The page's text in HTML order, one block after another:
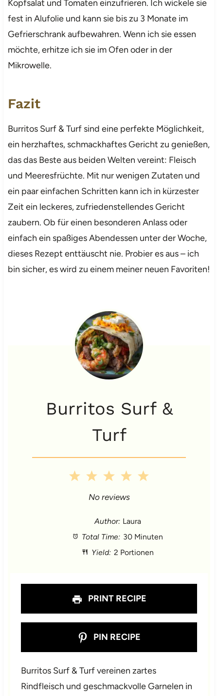
Kopfsalat und Tomaten einzufrieren. Ich wickele sie
fest in Alufolie und kann sie bis zu 3 Monate im
Gefrierschrank aufbewahren. Wenn ich sie essen
möchte, erhitze ich sie im Ofen oder in der
Mikrowelle.
Fazit
Burritos Surf & Turf sind eine perfekte Möglichkeit,
ein herzhaftes, schmackhaftes Gericht zu genießen,
das das Beste aus beiden Welten vereint: Fleisch
und Meeresfrüchte. Mit nur wenigen Zutaten und
ein paar einfachen Schritten kann ich in kürzester
Zeit ein leckeres, zufriedenstellendes Gericht
zaubern. Ob für einen besonderen Anlass oder
einfach ein spaßiges Abendessen unter der Woche,
dieses Rezept enttäuscht nie. Probier es aus – ich
bin sicher, es wird zu einem meiner neuen Favoriten!
Burritos Surf &
Turf
5
a
s
4
t
a
s
3
S
t
a
s
2
S
t
a
s
1
a
No reviews
Author: Laura
Total Time: 30 Minuten
Yield: 2 Portionen
PRINT RECIPE
PIN RECIPE
Burritos Surf & Turf vereinen zartes
Rindfleisch und geschmackvolle Garnelen in